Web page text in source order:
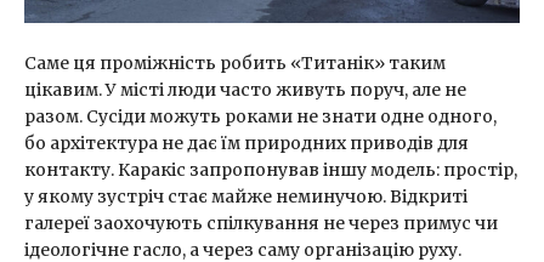
Саме ця проміжність робить «Титанік» таким
цікавим. У місті люди часто живуть поруч, але не
разом. Сусіди можуть роками не знати одне одного,
бо архітектура не дає їм природних приводів для
контакту. Каракіс запропонував іншу модель: простір,
у якому зустріч стає майже неминучою. Відкриті
галереї заохочують спілкування не через примус чи
ідеологічне гасло, а через саму організацію руху.